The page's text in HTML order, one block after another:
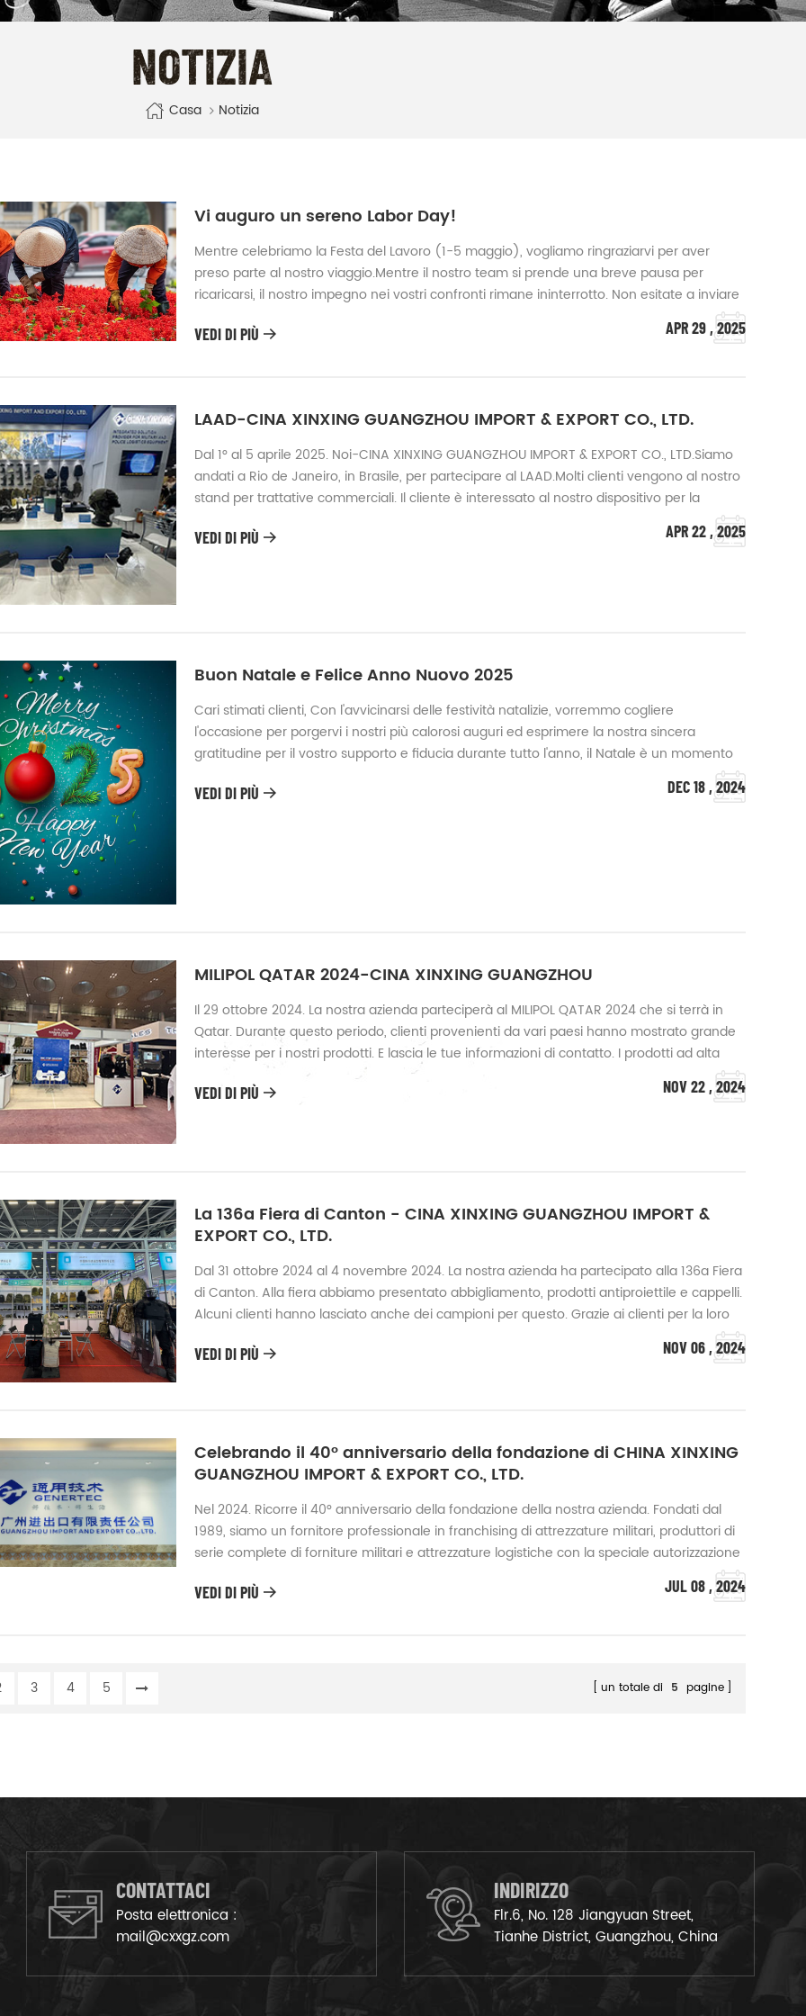
NOTIZIA
Casa Notizia
Vi auguro un sereno Labor Day!
Mentre celebriamo la Festa del Lavoro (1-5 maggio), vogliamo ringraziarvi per aver
preso parte al nostro viaggio.Mentre il nostro team si prende una breve pausa per
ricaricarsi, il nostro impegno nei vostri confronti rimane ininterrotto. Non esitate a inviare
,e risponderemo tempestivamente
non appena le operazioni saranno riprese.Curioso di conosc...
VEDI DI PIÙ APR 29 , 2025
LAAD-CINA XINXING GUANGZHOU IMPORT & EXPORT CO., LTD.
Dal 1° al 5 aprile 2025. Noi-CINA XINXING GUANGZHOU IMPORT & EXPORT CO., LTD.Siamo
andati a Rio de Janeiro, in Brasile, per partecipare al LAAD.Molti clienti vengono al nostro
stand per trattative commerciali. Il cliente è interessato al nostro dispositivo per la
visione notturna.E ha comunicato i piani futuri di approvvigionamento dei vari Paesi e le
modalità per realizzare la futura cooperazione...
VEDI DI PIÙ APR 22 , 2025
Buon Natale e Felice Anno Nuovo 2025
Cari stimati clienti, Con l'avvicinarsi delle festività natalizie, vorremmo cogliere
l'occasione per porgervi i nostri più calorosi auguri ed esprimere la nostra sincera
gratitudine per il vostro supporto e fiducia durante tutto l'anno, il Natale è un momento
speciale con te. Questo Natale inviamo i nostri più caloro...
VEDI DI PIÙ DEC 18 , 2024
MILIPOL QATAR 2024-CINA XINXING GUANGZHOU
Il 29 ottobre 2024. La nostra azienda parteciperà al MILIPOL QATAR 2024 che si terrà in
Qatar. Durante questo periodo, clienti provenienti da vari paesi hanno mostrato grande
interesse per i nostri prodotti. E lascia le tue informazioni di contatto. I prodotti ad alta
tecnologia come occhiali per la visione notturna e veicoli blindati sono i più
frequentemente consultati dai clienti. La nostra azi...
VEDI DI PIÙ NOV 22 , 2024
La 136a Fiera di Canton - CINA XINXING GUANGZHOU IMPORT &
EXPORT CO., LTD.
Dal 31 ottobre 2024 al 4 novembre 2024. La nostra azienda ha partecipato alla 136a Fiera
di Canton. Alla fiera abbiamo presentato abbigliamento, prodotti antiproiettile e cappelli.
Alcuni clienti hanno lasciato anche dei campioni per questo. Grazie ai clienti per la loro
fiducia. Forniremo ai nostri clienti un servizio della massima qualità. I clienti provengono
da molti paesi, come Medio Oriente,...
VEDI DI PIÙ NOV 06 , 2024
Celebrando il 40° anniversario della fondazione di CHINA XINXING
GUANGZHOU IMPORT & EXPORT CO., LTD.
Nel 2024. Ricorre il 40° anniversario della fondazione della nostra azienda. Fondati dal
1989, siamo un fornitore professionale in franchising di attrezzature militari, produttori di
serie complete di forniture militari e attrezzature logistiche con la speciale autorizzazione
all'esportazione militare del Consiglio di Stato della RPC. Situato a Guangzhou e con la
nostra fabbrica di prodotti antipr...
VEDI DI PIÙ JUL 08 , 2024
3 4 5 un totale di 5 pagine
CONTATTACI
Posta elettronica :
mail@cxxgz.com
INDIRIZZO
Flr.6, No. 128 Jiangyuan Street,
Tianhe District, Guangzhou, China